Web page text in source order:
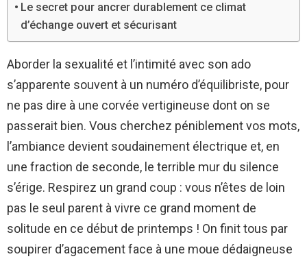
Le secret pour ancrer durablement ce climat
d’échange ouvert et sécurisant
Aborder la sexualité et l’intimité avec son ado
s’apparente souvent à un numéro d’équilibriste, pour
ne pas dire à une corvée vertigineuse dont on se
passerait bien. Vous cherchez péniblement vos mots,
l’ambiance devient soudainement électrique et, en
une fraction de seconde, le terrible mur du silence
s’érige. Respirez un grand coup : vous n’êtes de loin
pas le seul parent à vivre ce grand moment de
solitude en ce début de printemps ! On finit tous par
soupirer d’agacement face à une moue dédaigneuse